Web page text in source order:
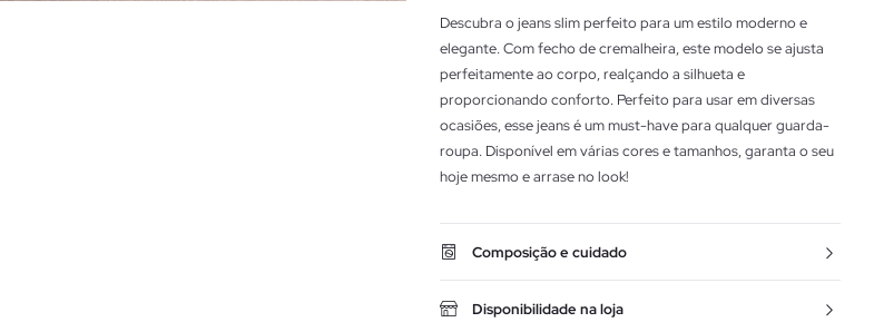
Descubra o jeans slim perfeito para um estilo moderno e
elegante. Com fecho de cremalheira, este modelo se ajusta
perfeitamente ao corpo, realçando a silhueta e
proporcionando conforto. Perfeito para usar em diversas
ocasiões, esse jeans é um must-have para qualquer guarda-
roupa. Disponível em várias cores e tamanhos, garanta o seu
hoje mesmo e arrase no look!
Composição e cuidado
Disponibilidade na loja